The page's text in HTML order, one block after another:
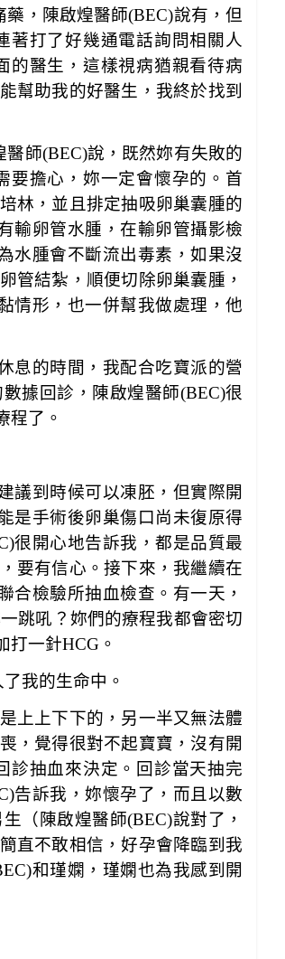
，陳啟煌醫師(BEC)說有，但
著打了好幾通電話詢問相關人
的醫生，這樣視病猶親看待病
幫助我的好醫生，我終於找到
師(BEC)說，既然妳有失敗的
要擔心，妳一定會懷孕的。首
林，並且排定抽吸卵巢囊腫的
輸卵管水腫，在輸卵管攝影檢
水腫會不斷流出毒素，如果沒
管結紮，順便切除卵巢囊腫，
情形，也一併幫我做處理，他
息的時間，我配合吃寶派的營
據回診，陳啟煌醫師(BEC)很
程了。
議到時候可以凍胚，但實際開
是手術後卵巢傷口尚未復原得
很開心地告訴我，都是品質最
要有信心。接下來，我繼續在
合檢驗所抽血檢查。有一天，
跳吼？妳們的療程我都會密切
打一針HCG 。
我的生命中。
上上下下的，另一半又無法體
，覺得很對不起寶寶，沒有開
診抽血來決定。回診當天抽完
告訴我，妳懷孕了，而且以數
（陳啟煌醫師(BEC)說對了，
直不敢相信，好孕會降臨到我
和瑾嫻，瑾嫻也為我感到開